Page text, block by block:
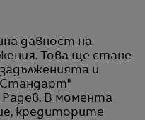
Това ще стане
и
В момента
кредиторите